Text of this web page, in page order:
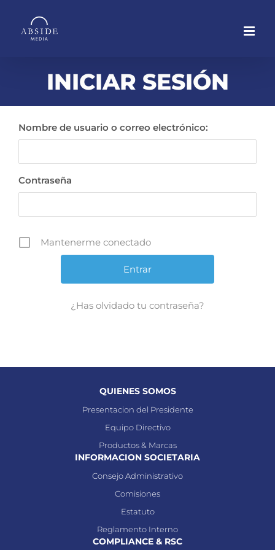
contenido
INICIAR SESIÓN
Nombre de usuario o correo electrónico:
Contraseña
Mantenerme conectado
¿Has olvidado tu contraseña?
QUIENES SOMOS
Presentacion del Presidente
Equipo Directivo
Productos & Marcas
INFORMACION SOCIETARIA
Consejo Administrativo
Comisiones
Estatuto
Reglamento Interno
COMPLIANCE & RSC